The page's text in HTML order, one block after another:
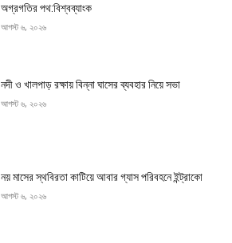
অগ্রগতির পথ:বিশ্বব্যাংক
আগস্ট ৬, ২০২৬
নদী ও খালপাড় রক্ষায় বিন্না ঘাসের ব্যবহার নিয়ে সভা
আগস্ট ৬, ২০২৬
নয় মাসের স্থবিরতা কাটিয়ে আবার গ্যাস পরিবহনে ইন্ট্রাকো
আগস্ট ৬, ২০২৬